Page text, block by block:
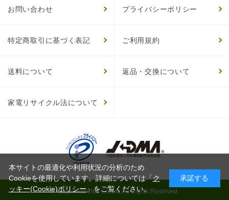
お問い合わせ プライバシーポリシー
特定商取引に基づく表記 ご利用規約
送料について 返品・交換について
家電リサイクル法について
© HappinessClub Co.Ltd. All Rights Reserved.
本サイトの最適化や利用状況の分析のため
Cookieを使用しています。詳細については「ク
ッキー(Cookie)ポリシー」をご覧ください。
承諾する